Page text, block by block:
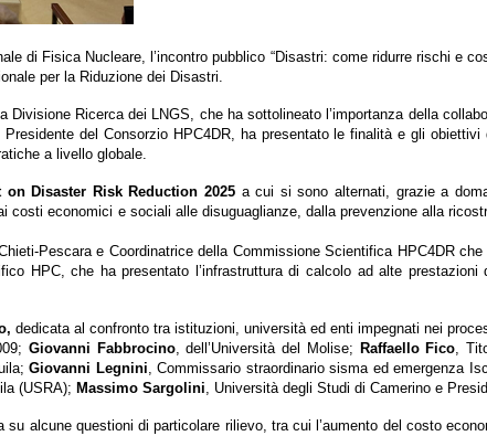
di Fisica Nucleare, l’incontro pubblico “Disastri: come ridurre rischi e
per la Riduzione dei Disastri.
Divisione Ricerca dei LNGS, che ha sottolineato l’importanza della
Presidente del Consorzio HPC4DR, ha presentato le finalità e gli
a livello globale.
Disaster Risk Reduction 2025 a cui si sono alternati, grazie a
economici e sociali alle disuguaglianze, dalla prevenzione alla
Pescara e Coordinatrice della Commissione Scientifica HPC4DR
HPC, che ha presentato l’infrastruttura di calcolo ad alte
dedicata al confronto tra istituzioni, università ed enti impegnati nei
Giovanni Fabbrocino, dell’Università del Molise; Raffaello Fico,
Giovanni Legnini, Commissario straordinario sisma ed emergenza
(USRA); Massimo Sargolini, Università degli Studi di Camerino e
alcune questioni di particolare rilievo, tra cui l’aumento del costo